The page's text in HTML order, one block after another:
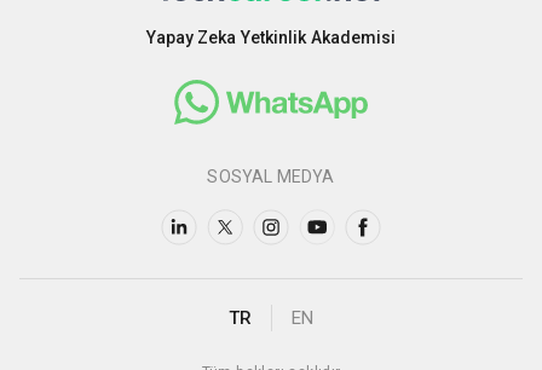
Yapay Zeka Yetkinlik Akademisi
SOSYAL MEDYA
TR EN